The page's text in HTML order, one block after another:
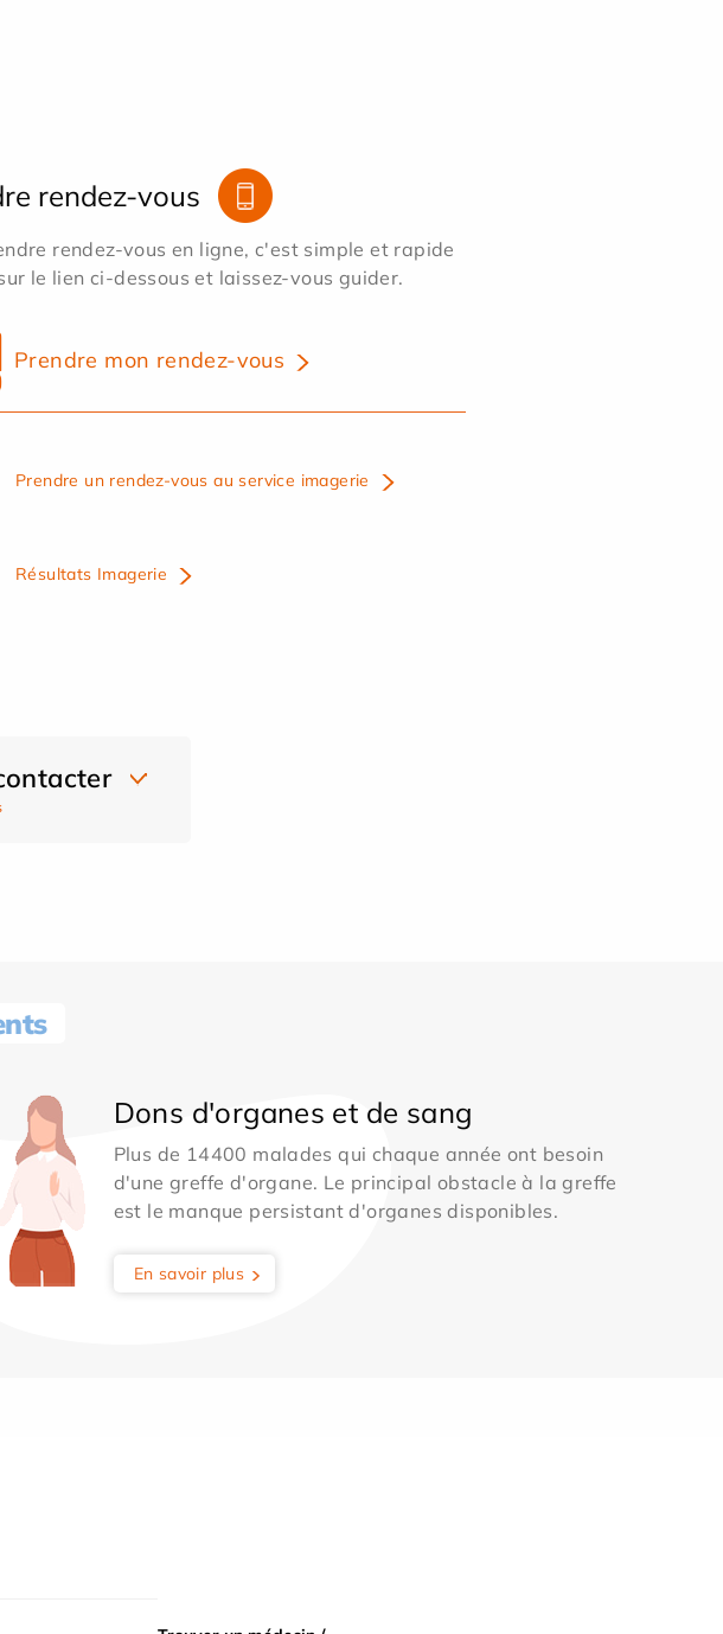
rendez-vous
rendez-vous en ligne, c'est simple et rapide
le lien ci-dessous et laissez-vous guider.
Prendre mon rendez-vous
Prendre un rendez-vous au service imagerie
Résultats Imagerie
Dons d'organes et de sang
Plus de 14400 malades qui chaque année ont besoin
d'une greffe d'organe. Le principal obstacle à la greffe
est le manque persistant d'organes disponibles.
En savoir plus